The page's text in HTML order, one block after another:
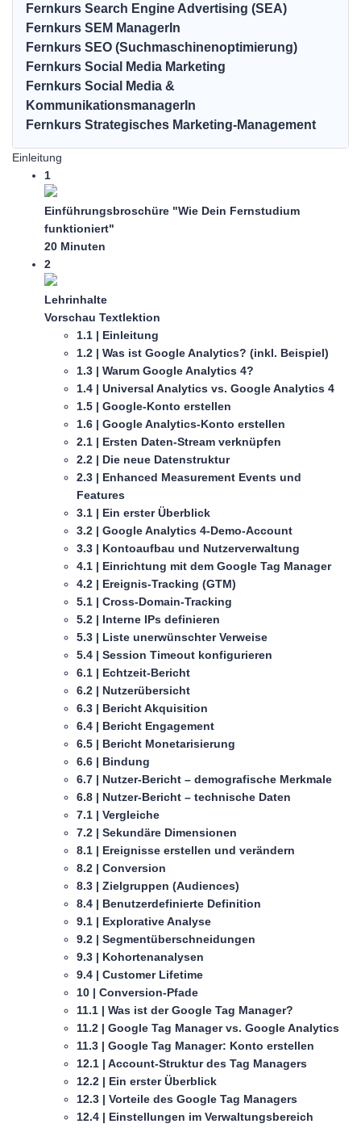
Fernkurs Search Engine Advertising (SEA)
Fernkurs SEM ManagerIn
Fernkurs SEO (Suchmaschinenoptimierung)
Fernkurs Social Media Marketing
Fernkurs Social Media &
KommunikationsmanagerIn
Fernkurs Strategisches Marketing-Management
Einleitung
1
Einführungsbroschüre "Wie Dein Fernstudium
funktioniert"
20 Minuten
2
Lehrinhalte
Vorschau Textlektion
1.1 | Einleitung
1.2 | Was ist Google Analytics? (inkl. Beispiel)
1.3 | Warum Google Analytics 4?
1.4 | Universal Analytics vs. Google Analytics 4
1.5 | Google-Konto erstellen
1.6 | Google Analytics-Konto erstellen
2.1 | Ersten Daten-Stream verknüpfen
2.2 | Die neue Datenstruktur
2.3 | Enhanced Measurement Events und
Features
3.1 | Ein erster Überblick
3.2 | Google Analytics 4-Demo-Account
3.3 | Kontoaufbau und Nutzerverwaltung
4.1 | Einrichtung mit dem Google Tag Manager
4.2 | Ereignis-Tracking (GTM)
5.1 | Cross-Domain-Tracking
5.2 | Interne IPs definieren
5.3 | Liste unerwünschter Verweise
5.4 | Session Timeout konfigurieren
6.1 | Echtzeit-Bericht
6.2 | Nutzerübersicht
6.3 | Bericht Akquisition
6.4 | Bericht Engagement
6.5 | Bericht Monetarisierung
6.6 | Bindung
6.7 | Nutzer-Bericht – demografische Merkmale
6.8 | Nutzer-Bericht – technische Daten
7.1 | Vergleiche
7.2 | Sekundäre Dimensionen
8.1 | Ereignisse erstellen und verändern
8.2 | Conversion
8.3 | Zielgruppen (Audiences)
8.4 | Benutzerdefinierte Definition
9.1 | Explorative Analyse
9.2 | Segmentüberschneidungen
9.3 | Kohortenanalysen
9.4 | Customer Lifetime
10 | Conversion-Pfade
11.1 | Was ist der Google Tag Manager?
11.2 | Google Tag Manager vs. Google Analytics
11.3 | Google Tag Manager: Konto erstellen
12.1 | Account-Struktur des Tag Managers
12.2 | Ein erster Überblick
12.3 | Vorteile des Google Tag Managers
12.4 | Einstellungen im Verwaltungsbereich